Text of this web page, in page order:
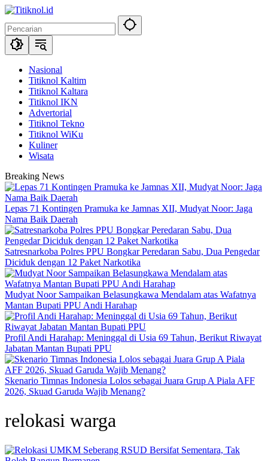
Langsung
konten
Nasional
Titiknol Kaltim
Titiknol Kaltara
Titiknol IKN
Advertorial
Titiknol Tekno
Titiknol WiKu
Kuliner
Wisata
Breaking News
Lepas 71 Kontingen Pramuka ke Jamnas XII, Mudyat Noor: Jaga
Nama Baik Daerah
Satresnarkoba Polres PPU Bongkar Peredaran Sabu, Dua Pengedar
Diciduk dengan 12 Paket Narkotika
Mudyat Noor Sampaikan Belasungkawa Mendalam atas Wafatnya
Mantan Bupati PPU Andi Harahap
Profil Andi Harahap: Meninggal di Usia 69 Tahun, Berikut Riwayat
Jabatan Mantan Bupati PPU
Skenario Timnas Indonesia Lolos sebagai Juara Grup A Piala AFF
2026, Skuad Garuda Wajib Menang?
relokasi warga